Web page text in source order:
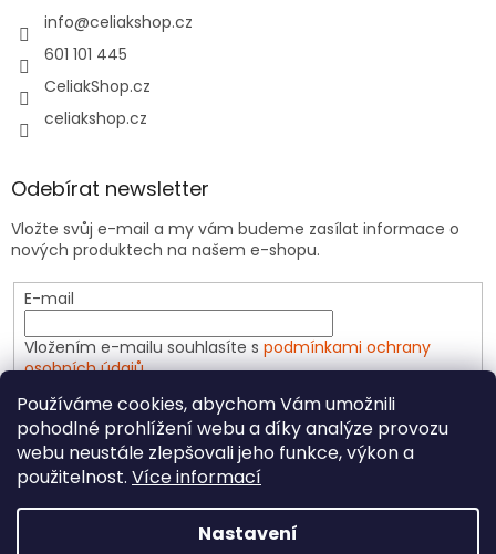
Používáme cookies, abychom Vám umožnili
pohodlné prohlížení webu a díky analýze provozu
webu neustále zlepšovali jeho funkce, výkon a
použitelnost. Více informací
Nastavení
info@celiakshop.cz
601 101 445
CeliakShop.cz
celiakshop.cz
Odebírat newsletter
Vložte svůj e-mail a my vám budeme zasílat informace o
nových produktech na našem e-shopu.
E-mail
Vložením e-mailu souhlasíte s podmínkami ochrany
osobních údajů
PŘIHLÁSIT SE